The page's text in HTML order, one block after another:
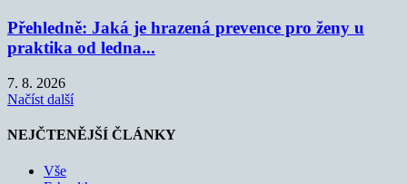
Přehledně: Jaká je hrazená prevence pro ženy u
praktika od ledna...
7. 8. 2026
Načíst další
NEJČTENĚJŠÍ ČLÁNKY
Vše